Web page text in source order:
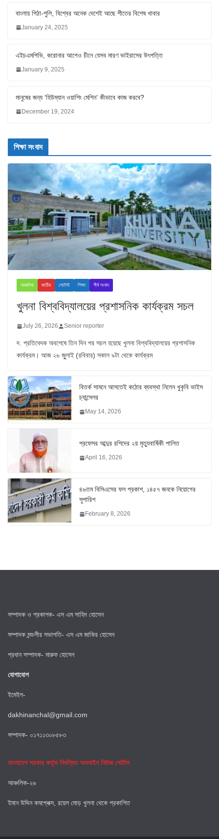
বাংলায় পিঠা-পুলি, বিশ্বের অনেক দেশেই আছে শীতের বিশেষ খাবার
January 24, 2025
এইচএমপিভি, করোনার আগেও চীনে যেসব মারণ ভাইরাসের উৎপত্তি
January 9, 2025
মানুষের জন্য ‘হিউম্যান ওয়াশিং মেশিন’ কীভাবে কাজ করবে?
December 19, 2024
শিক্ষা সংবাদ
আঞ্চলিক জাতীয় লেটেস্ট শিক্ষা শীর্ষ সংবাদ
খুলনা বিশ্ববিদ্যালয়ের প্রশাসনিক কার্যক্রম সচল
July 26, 2026 Senior reporter
দ. প্রতিবেদক অবশেষে তিন দিন পর সচল হয়েছে খুলনা বিশ্ববিদ্যালয়ের প্রশাসনিক
কার্যক্রম। আজ ২৬ জুুলাই (রবিবার) সকাল ৯টা থেকে কার্যক্রম
বিতর্ক সামনে আসতেই কঠোর ব্যবস্থা নিলেন খুকৃবি ভাইস
চ্যান্সেলর
May 14, 2026
প্রফেসর আব্দুর রশিদের ২য় মৃত্যুবার্ষিকী পালিত
April 16, 2026
৪৬তম বিসিএসের ফল প্রকাশ, ১৪৫৭ জনকে নিয়োগের
সুপারিশ
February 8, 2026
সম্পাদক ও প্রকাশক- এস এম সাহিদ হোসেন
সম্পাদক মন্ডলীর সভাপতি- এস এম জাকির হোসেন
প্রধান সম্পাদক- মারুফ হোসেন
যোগাযোগ
ইমেইল-
dakhinanchal@gmail.com
সম্পাদক- ০১৭১১৩০৮৫৮৩
বাংলাদেশ সরকার কর্তৃক নিবন্ধিত অনলাইন নিউজ পোর্টাল
আঞ্চলিক-২৬
ইমান উদ্দিন কমপ্লেক্স, রয়েল মোড় খুলনা থেকে প্রকাশিত